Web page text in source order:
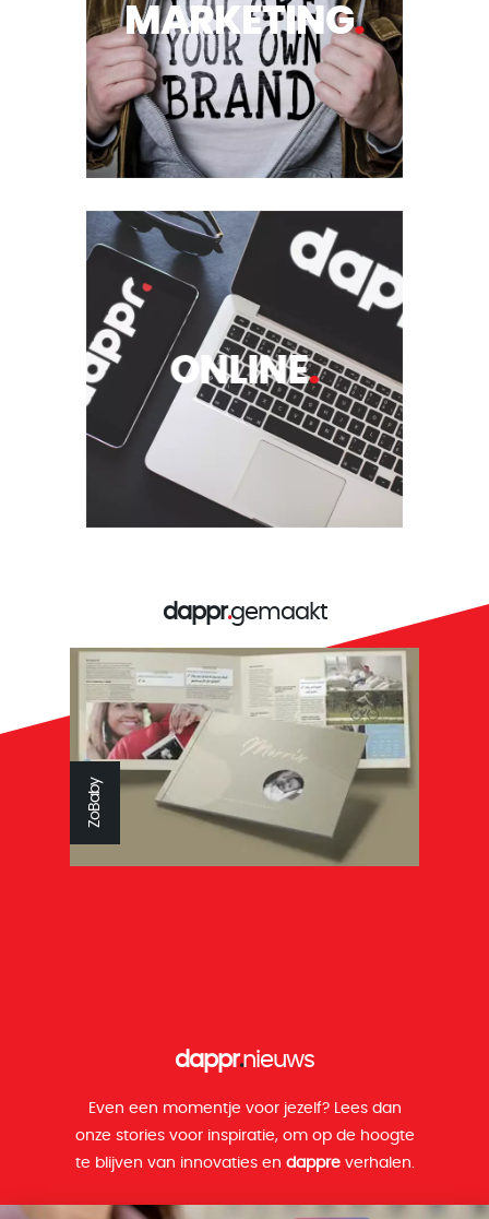
MARKETING.
ONLINE.
dappr.gemaakt
ZoBaby
dappr.nieuws
Even een momentje voor jezelf? Lees dan
onze stories voor inspiratie, om op de hoogte
te blijven van innovaties en dappreverhalen.